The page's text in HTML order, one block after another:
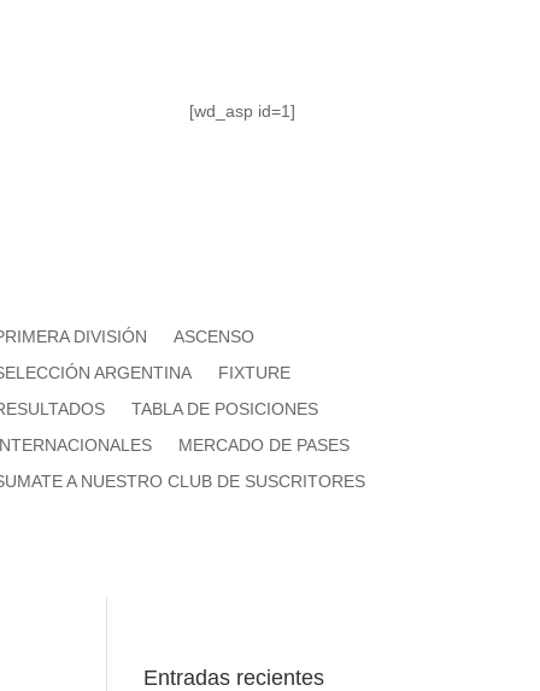
[wd_asp id=1]
DIVISIÓN
ASCENSO
ARGENTINA
FIXTURE
TABLA DE POSICIONES
MERCADO DE PASES
A NUESTRO CLUB DE SUSCRITORES
Entradas recientes